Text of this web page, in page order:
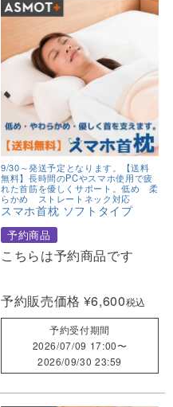
9/30～発送予定となります。【送料
無料】長時間のPCやスマホ使用で疲
れた首筋を優しくサポート。低め 柔
らかめ ストレートネック対応
スマホ首枕 ソフトタイプ
予約商品
こちらは予約商品です
予約販売価格 ¥6,600税込
予約受付期間
2026/07/09 17:00〜
2026/09/30 23:59